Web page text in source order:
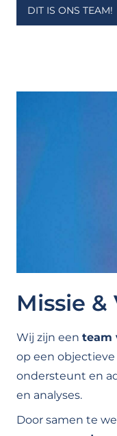
DIT IS ONS TEAM!
Missie &
Wij zijn een team
op een
ondersteunt en
en analyses.
Door samen te